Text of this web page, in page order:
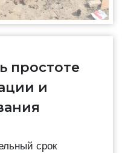
простоте
и
срок